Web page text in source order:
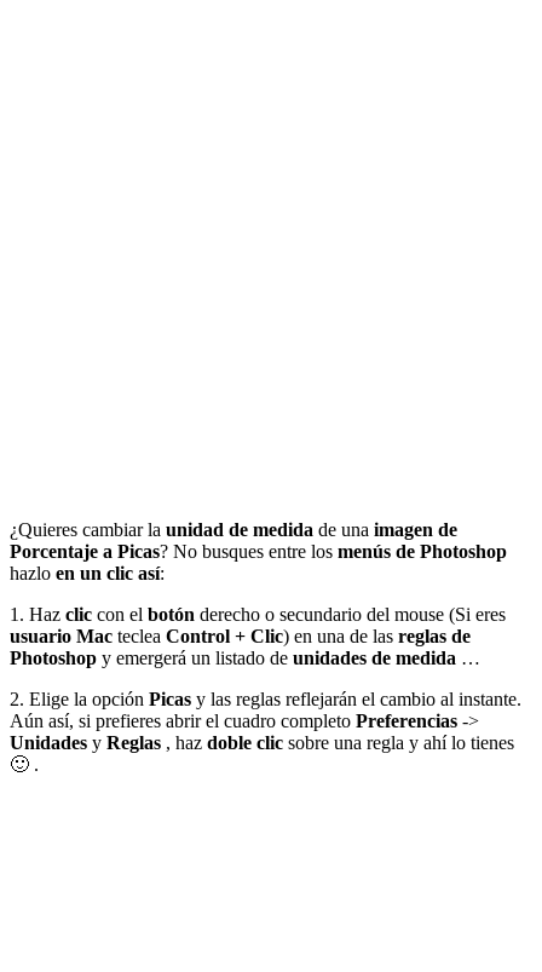
¿Quieres cambiar la unidad de medida de una imagen de
Porcentaje a Picas? No busques entre los menús de Photoshop
hazlo en un clic así:
1. Haz clic con el botón derecho o secundario del mouse (Si eres
usuario Mac teclea Control + Clic) en una de las reglas de
Photoshop y emergerá un listado de unidades de medida …
2. Elige la opción Picas y las reglas reflejarán el cambio al instante.
Aún así, si prefieres abrir el cuadro completo Preferencias ->
Unidades y Reglas , haz doble clic sobre una regla y ahí lo tienes
🙂 .